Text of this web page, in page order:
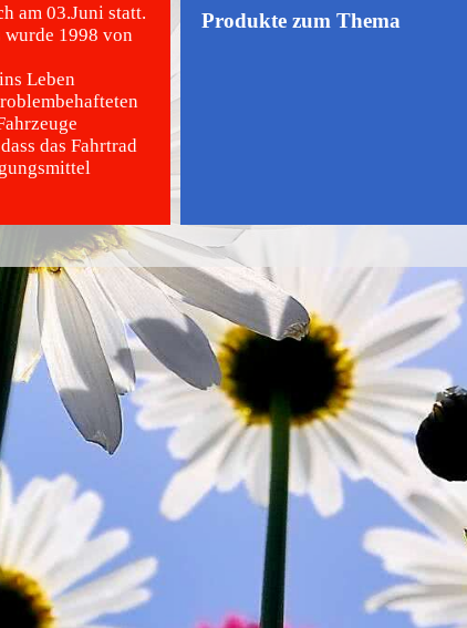
am 03.Juni statt.
wurde 1998 von
Leben
das Fahrtrad
Produkte zum Thema